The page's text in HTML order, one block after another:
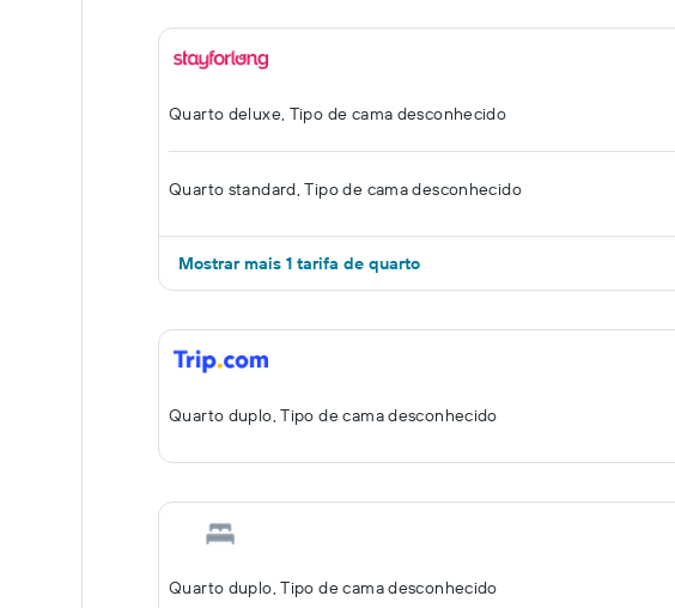
Quarto deluxe, Tipo de cama desconhecido
Quarto standard, Tipo de cama desconhecido
Mostrar mais 1 tarifa de quarto
Quarto duplo, Tipo de cama desconhecido
Quarto duplo, Tipo de cama desconhecido